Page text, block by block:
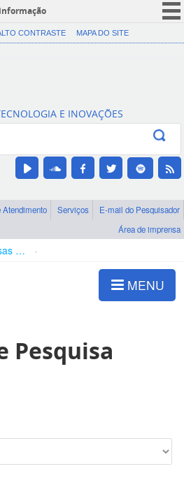
CORONAVÍRUS (COVID-19)
Canais
CONTRASTE MAPA DO SITE
E INOVAÇÕES
Atendimento Serviços
E-mail do Pesquisador
Área de imprensa
Bolsas e Auxílios Vigentes
MENU
Pesquisa